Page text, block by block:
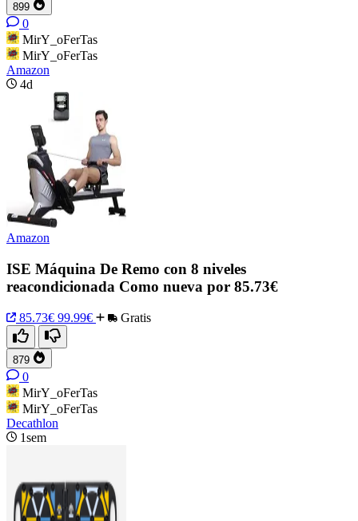
899
0
MirY_oFerTas
MirY_oFerTas
Amazon
4d
Amazon
ISE Máquina De Remo con 8 niveles
reacondicionada Como nueva por 85.73€
85.73€ 99.99€ Gratis
879
0
MirY_oFerTas
MirY_oFerTas
Decathlon
1sem